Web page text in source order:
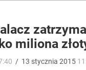
miliona
/ 13 stycznia 2015